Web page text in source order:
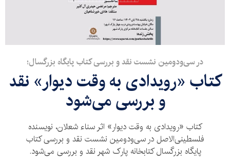
در سی‌ودومین نشست نقد و بررسی کتاب پایگاه بزرگسال؛
کتاب «رویدادی به وقت دیوار» نقد
و بررسی می‌شود
کتاب «رویدادی به وقت دیوار» اثر سناء شعلان، نویسنده
فلسطینی‌الاصل در سی‌ودومین نشست نقد و بررسی کتاب
پایگاه بزرگسال کتابخانه پارک شهر نقد و بررسی می‌شود.